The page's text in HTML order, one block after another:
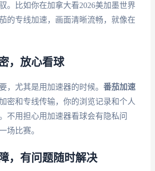
。比如你在加拿大看2026美加墨世界
的专线加速，画面清晰流畅，就像在
，放心看球
，尤其是用加速器的时候。 番茄加速
密和专线传输，你的浏览记录和个人
不用担心用加速器看球会有隐私问
场比赛。
，有问题随时解决